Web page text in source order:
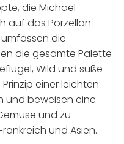
die Michael
auf das Porzellan
die
die gesamte Palette
Wild und süße
einer leichten
und beweisen eine
und zu
und Asien.